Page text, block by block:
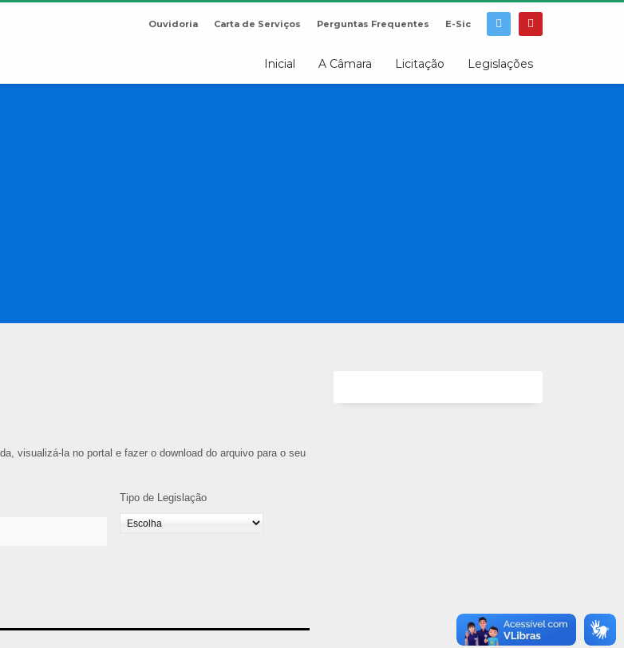
Ouvidoria Carta de Serviços Perguntas Frequentes E-Sic
Inicial A Câmara Licitação Legislações
visualizá-la no portal e fazer o download do arquivo para o seu
Tipo de Legislação